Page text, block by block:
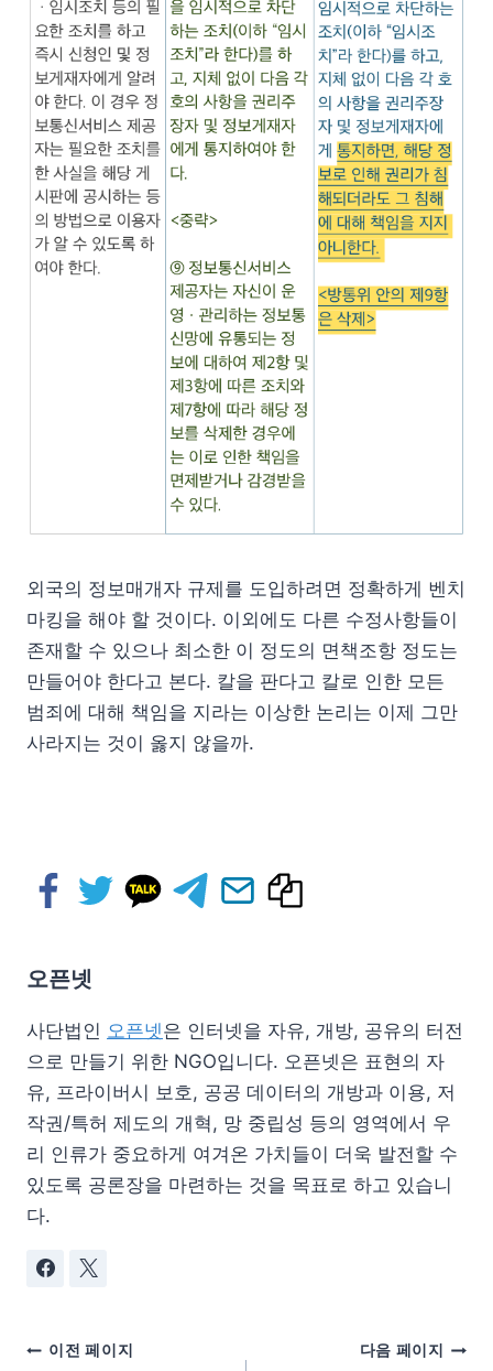
외국의 정보매개자 규제를 도입하려면 정확하게 벤치
마킹을 해야 할 것이다. 이외에도 다른 수정사항들이
존재할 수 있으나 최소한 이 정도의 면책조항 정도는
만들어야 한다고 본다. 칼을 판다고 칼로 인한 모든
범죄에 대해 책임을 지라는 이상한 논리는 이제 그만
사라지는 것이 옳지 않을까.
오픈넷
사단법인 오픈넷은 인터넷을 자유, 개방, 공유의 터전
으로 만들기 위한 NGO입니다. 오픈넷은 표현의 자
유, 프라이버시 보호, 공공 데이터의 개방과 이용, 저
작권/특허 제도의 개혁, 망 중립성 등의 영역에서 우
리 인류가 중요하게 여겨온 가치들이 더욱 발전할 수
있도록 공론장을 마련하는 것을 목표로 하고 있습니
다.
이전 페이지 다음 페이지